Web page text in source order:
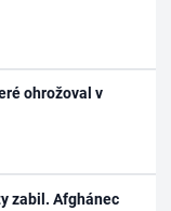
ohrožoval v
zabil. Afghánec